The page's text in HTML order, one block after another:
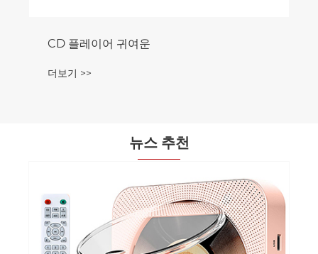
뉴스 추천
어린이용 CD 플레이어는 어떻게 음악 학습
과 엔터테인먼트를 향상시킬 수 있습니까?
더보기 >>